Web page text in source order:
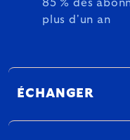
85 % des
plus d'un an
ÉCHANGER